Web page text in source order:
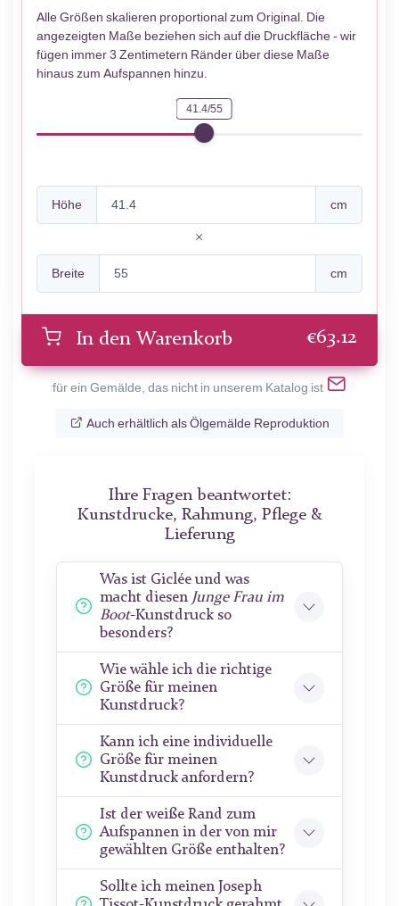
Alle Größen skalieren proportional zum Original. Die
angezeigten Maße beziehen sich auf die Druckfläche - wir
fügen immer 3 Zentimetern Ränder über diese Maße
hinaus zum Aufspannen hinzu.
41.4/55
Höhe cm
Breite cm
In den Warenkorb €63.12
für ein Gemälde, das nicht in unserem Katalog ist
Auch erhältlich als Ölgemälde Reproduktion
Ihre Fragen beantwortet:
Kunstdrucke, Rahmung, Pflege &
Lieferung
Was ist Giclée und was
macht diesen Junge Frau im
Boot-Kunstdruck so
besonders?
Wie wähle ich die richtige
Größe für meinen
Kunstdruck?
Kann ich eine individuelle
Größe für meinen
Kunstdruck anfordern?
Ist der weiße Rand zum
Aufspannen in der von mir
gewählten Größe enthalten?
Sollte ich meinen Joseph